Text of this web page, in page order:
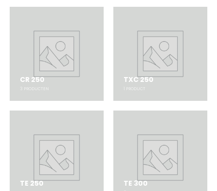
CR 250
3 PRODUCTEN
TXC 250
PRODUCT
TE 250 TE 300